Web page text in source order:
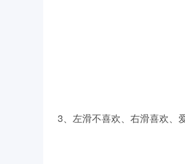
3、左滑不喜欢、右滑喜欢、